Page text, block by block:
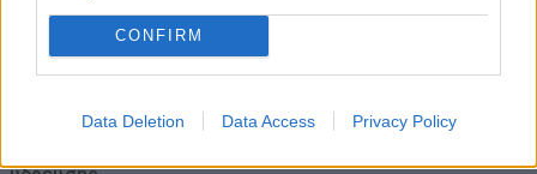
CONFIRM
Data Deletion Data Access Privacy Policy
Πλαταμώνας: Ανησυχία κατοίκων και